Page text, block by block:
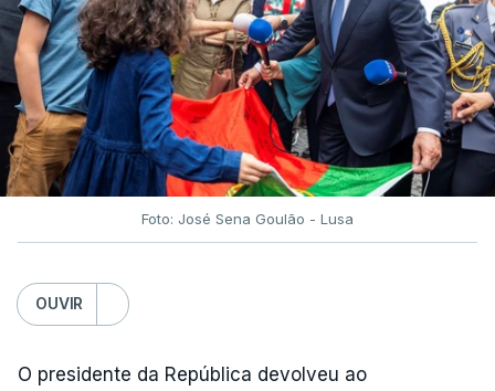
Foto: José Sena Goulão - Lusa
OUVIR
O presidente da República devolveu ao